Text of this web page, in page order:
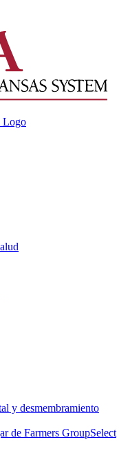
y desmembramiento
de Farmers GroupSelect